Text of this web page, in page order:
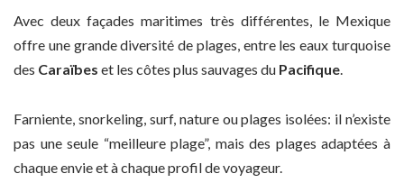
Avec deux façades maritimes très différentes, le Mexique
offre une grande diversité de plages, entre les eaux turquoise
des Caraïbes et les côtes plus sauvages du Pacifique.
Farniente, snorkeling, surf, nature ou plages isolées: il n’existe
pas une seule “meilleure plage”, mais des plages adaptées à
chaque envie et à chaque profil de voyageur.